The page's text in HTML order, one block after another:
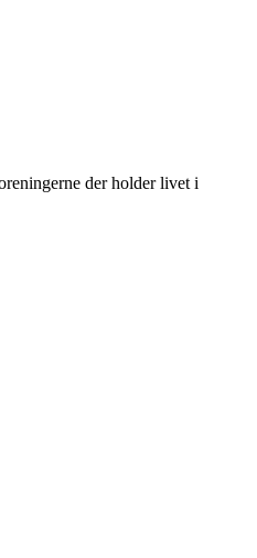
der holder livet i